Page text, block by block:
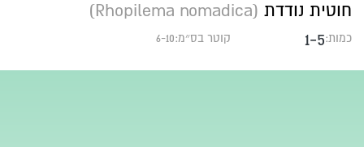
חוטית נודדת (Rhopilema nomadica)
כמות:1-5 קוטר בס״מ:6-10